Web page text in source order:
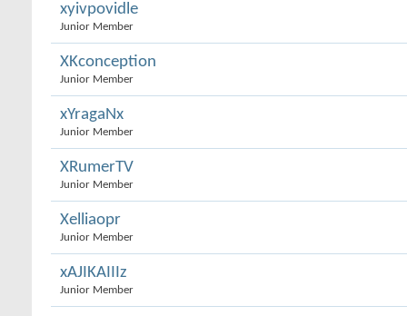
xyivpovidle
Junior Member
XKconception
Junior Member
xYragaNx
Junior Member
XRumerTV
Junior Member
Xelliaopr
Junior Member
xAJIKAIIIz
Junior Member